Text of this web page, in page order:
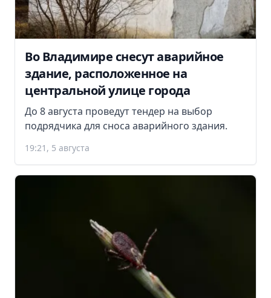
Во Владимире снесут аварийное
здание, расположенное на
центральной улице города
До 8 августа проведут тендер на выбор
подрядчика для сноса аварийного здания.
19:21, 5 августа